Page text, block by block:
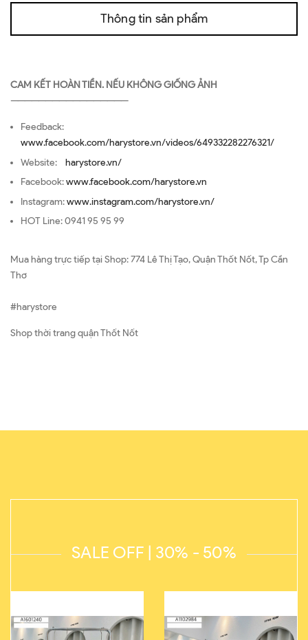
Thông tin sản phẩm
CAM KẾT HOÀN TIỀN. NẾU KHÔNG GIỐNG ẢNH
—————————————————
Feedback:
www.facebook.com/harystore.vn/videos/649332282276321/
Website: harystore.vn/
Facebook:www.facebook.com/harystore.vn
Instagram:www.instagram.com/harystore.vn/
HOT Line: 0941 95 95 99
Mua hàng trực tiếp tại Shop: 774 Lê Thị Tạo, Quận Thốt Nốt, Tp Cần
Thơ
#harystore
Shop thời trang quận Thốt Nốt
SALE OFF | 30% - 50%